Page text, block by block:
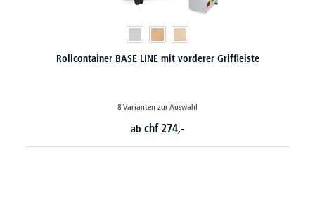
Rollcontainer BASE LINE mit seitlicher